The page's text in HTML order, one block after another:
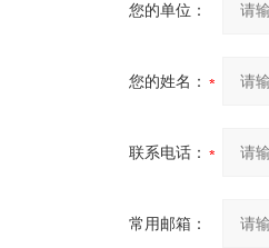
您的单位：
您的姓名：
联系电话：
常用邮箱：